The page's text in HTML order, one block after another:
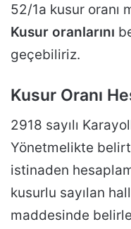
52/1a kusur oranı
Kusur oranlarını
geçebiliriz.
Kusur Oranı
2918 sayılı
Yönetmelikte
istinaden
kusurlu sayılan
maddesinde